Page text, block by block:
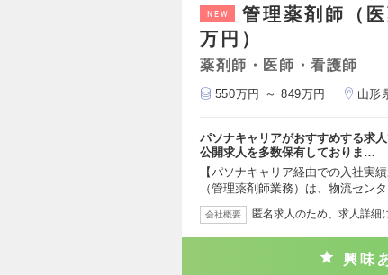
NEW
管理薬剤師（
万円）
薬剤師・医師・看護師
550万円 ～ 849万円 山形
パソナキャリアがおすすめする求
公開求人を多数保有しておりま…
【パソナキャリア経由での入社実
（管理薬剤師業務）は、物流セン
会社概要 匿名求人のため、求人詳細
興味